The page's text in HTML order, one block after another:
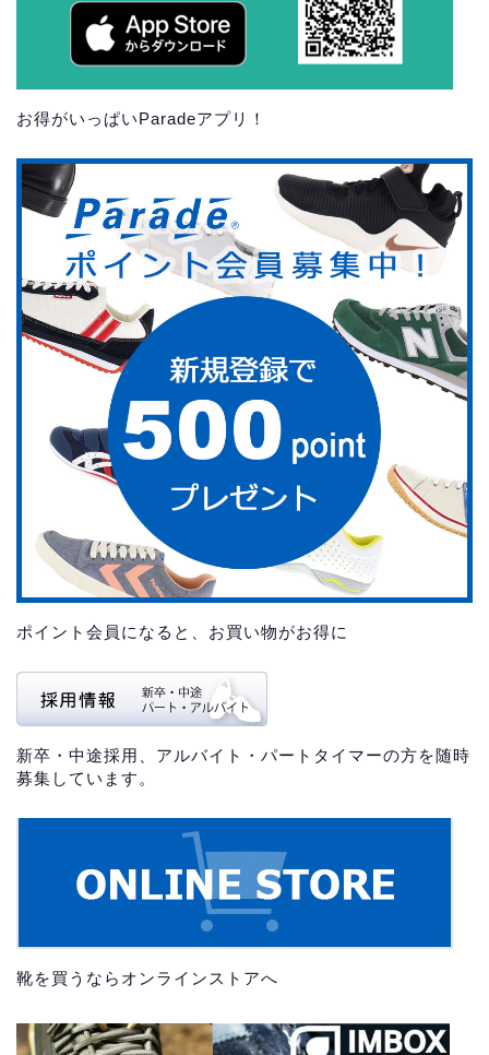
お得がいっぱいParadeアプリ！
ポイント会員になると、お買い物がお得に
新卒・中途採用、アルバイト・パートタイマーの方を随時
募集しています。
靴を買うならオンラインストアへ